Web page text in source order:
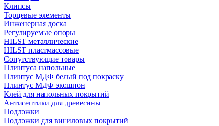
Клипсы
Торцевые элементы
Инженерная доска
Регулируемые опоры
HILST металлические
HILST пластмассовые
Сопутствующие товары
Плинтуса напольные
Плинтус МДФ белый под покраску
Плинтус МДФ экошпон
Клей для напольных покрытий
Антисептики для древесины
Подложки
Подложки для виниловых покрытий